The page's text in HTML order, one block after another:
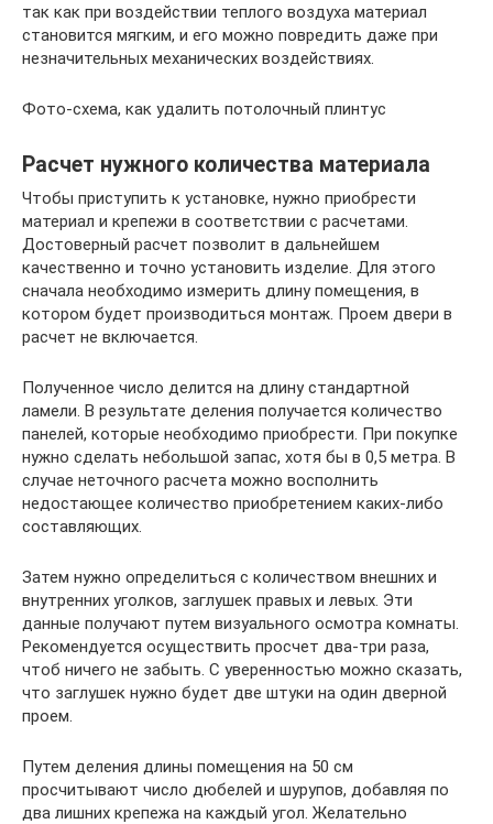
так как при воздействии теплого воздуха материал
становится мягким, и его можно повредить даже при
незначительных механических воздействиях.
Фото-схема, как удалить потолочный плинтус
Расчет нужного количества материала
Чтобы приступить к установке, нужно приобрести
материал и крепежи в соответствии с расчетами.
Достоверный расчет позволит в дальнейшем
качественно и точно установить изделие. Для этого
сначала необходимо измерить длину помещения, в
котором будет производиться монтаж. Проем двери в
расчет не включается.
Полученное число делится на длину стандартной
ламели. В результате деления получается количество
панелей, которые необходимо приобрести. При покупке
нужно сделать небольшой запас, хотя бы в 0,5 метра. В
случае неточного расчета можно восполнить
недостающее количество приобретением каких-либо
составляющих.
Затем нужно определиться с количеством внешних и
внутренних уголков, заглушек правых и левых. Эти
данные получают путем визуального осмотра комнаты.
Рекомендуется осуществить просчет два-три раза,
чтоб ничего не забыть. С уверенностью можно сказать,
что заглушек нужно будет две штуки на один дверной
проем.
Путем деления длины помещения на 50 см
просчитывают число дюбелей и шурупов, добавляя по
два лишних крепежа на каждый угол. Желательно